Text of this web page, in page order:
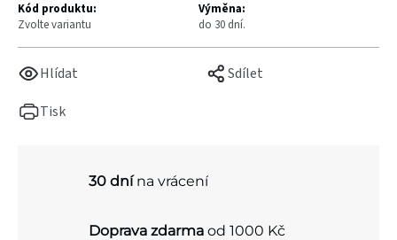
Tisk
Hlídat Sdílet
Kód produktu:
Zvolte variantu
Výměna:
do 30 dní.
30 dnína vrácení
Doprava zdarma od 1000 Kč